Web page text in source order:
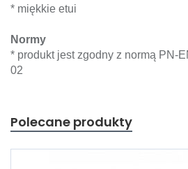
* miękkie etui
Normy
* produkt jest zgodny z normą PN-
02
Polecane produkty